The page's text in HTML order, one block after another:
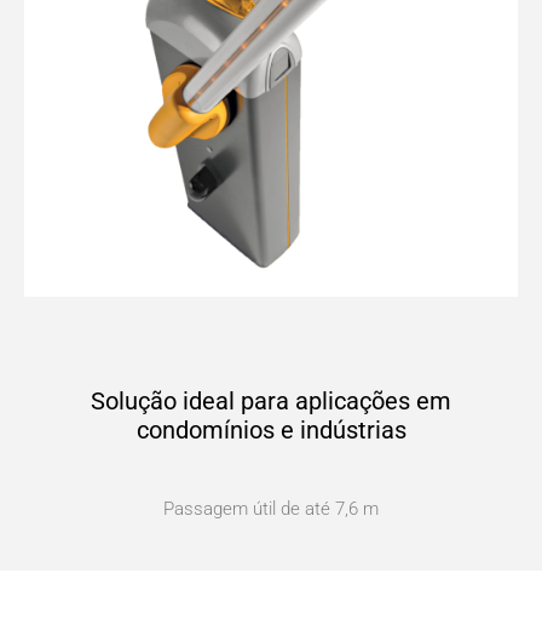
Solução ideal para aplicações em
condomínios e indústrias
Passagem útil de até 7,6 m